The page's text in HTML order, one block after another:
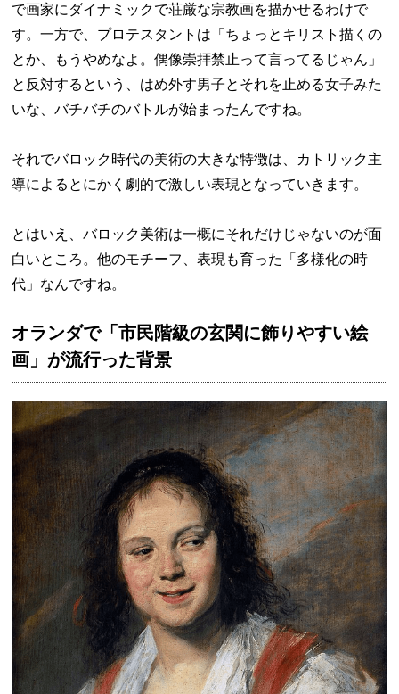
で画家にダイナミックで荘厳な宗教画を描かせるわけで
す。一方で、プロテスタントは「ちょっとキリスト描くの
とか、もうやめなよ。偶像崇拝禁止って言ってるじゃん」
と反対するという、はめ外す男子とそれを止める女子みた
いな、バチバチのバトルが始まったんですね。
それでバロック時代の美術の大きな特徴は、カトリック主
導によるとにかく劇的で激しい表現となっていきます。
とはいえ、バロック美術は一概にそれだけじゃないのが面
白いところ。他のモチーフ、表現も育った「多様化の時
代」なんですね。
オランダで「市民階級の玄関に飾りやすい絵
画」が流行った背景